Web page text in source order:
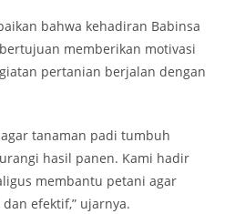
bahwa kehadiran Babinsa
memberikan motivasi
pertanian berjalan dengan
tanaman padi tumbuh
hasil panen. Kami hadir
membantu petani agar
efektif,” ujarnya.